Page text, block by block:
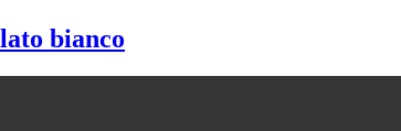
bianco